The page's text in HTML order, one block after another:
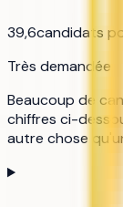
39,6candidats
Très demandée
Beaucoup de
chiffres ci-
autre chose